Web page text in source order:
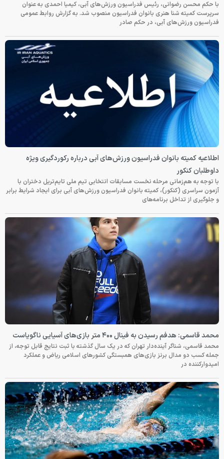
با حکم محسن رضوانی، رئیس فدراسیون ورزش‌های آبی، کیمیا احمدی به عنوان
سرپرست کمیته شنا هنری بانوان فدراسیون منصوب شد. به گزارش روابط عمومی
فدراسیون ورزش‌های آبی، در حکم صادر
اطلاعیه کمیته بانوان فدراسیون ورزش‌های آبی درباره رکوردگیری ویژه
داوطلبان کنکور
با توجه به هم‌زمانی مرحله نخست مسابقات انتخابی تیم ملی تایم‌تریل دختران با
آزمون سراسری (کنکور)، کمیته بانوان فدراسیون ورزش‌های آبی برای ایجاد شرایط برابر
و جلوگیری از تداخل برنامه‌های
محمد قاسمی: هدفم رسیدن به فینال ۴۰۰ متر بازی‌های آسیایی ناگویاست
محمد قاسمی، شناگر آینده‌دار تهران که در یک سال گذشته با ثبت نتایج قابل توجه، از
جمله کسب دو مدال برنز بازی‌های همبستگی کشورهای اسلامی ریاض و عملکرد
امیدوارکننده در